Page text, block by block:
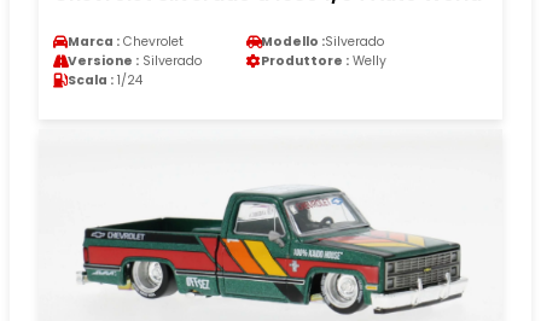
Marca : Chevrolet Modello :Silverado
Versione : Silverado Produttore : Welly
Scala : 1/24